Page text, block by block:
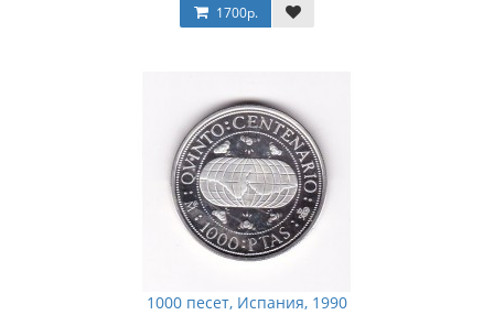
1700р.
1000 песет, Испания, 1990